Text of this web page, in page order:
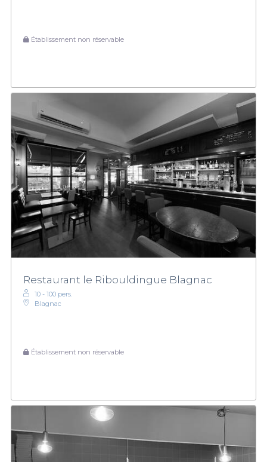
Établissement non réservable
Restaurant le Ribouldingue Blagnac
10 - 100 pers.
Blagnac
Établissement non réservable